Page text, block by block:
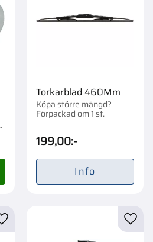
Torkarblad 460Mm
Köpa större mängd?
Förpackad om 1 st.
199,00:-
Info
Lägg till i favoriter